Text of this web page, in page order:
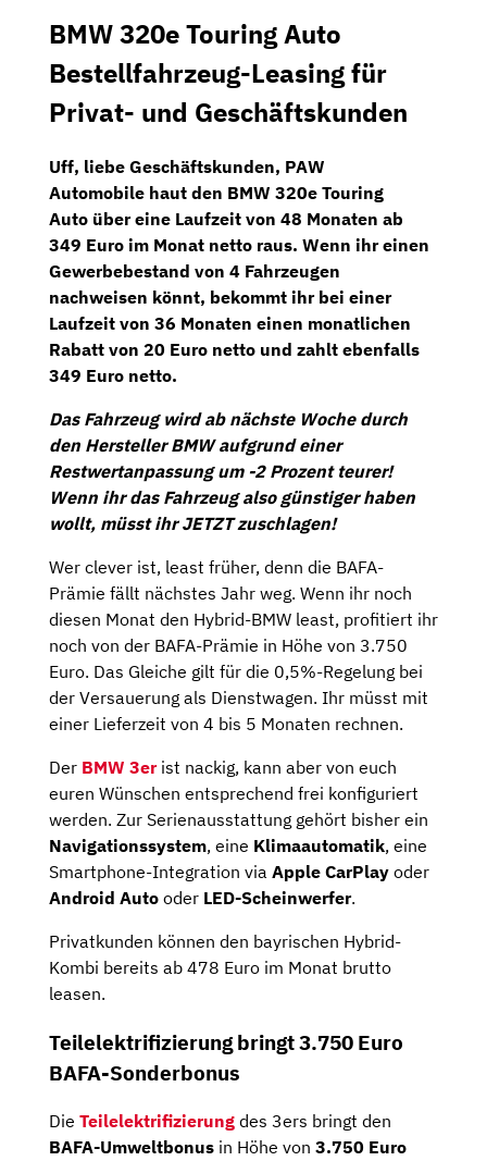
BMW 320e Touring Auto
Bestellfahrzeug-Leasing für
Privat- und Geschäftskunden
Uff, liebe Geschäftskunden, PAW
Automobile haut den BMW 320e Touring
Auto über eine Laufzeit von 48 Monaten ab
349 Euro im Monat netto raus. Wenn ihr einen
Gewerbebestand von 4 Fahrzeugen
nachweisen könnt, bekommt ihr bei einer
Laufzeit von 36 Monaten einen monatlichen
Rabatt von 20 Euro netto und zahlt ebenfalls
349 Euro netto.
Das Fahrzeug wird ab nächste Woche durch
den Hersteller BMW aufgrund einer
Restwertanpassung um -2 Prozent teurer!
Wenn ihr das Fahrzeug also günstiger haben
wollt, müsst ihr JETZT zuschlagen!
Wer clever ist, least früher, denn die BAFA-
Prämie fällt nächstes Jahr weg. Wenn ihr noch
diesen Monat den Hybrid-BMW least, profitiert ihr
noch von der BAFA-Prämie in Höhe von 3.750
Euro. Das Gleiche gilt für die 0,5%-Regelung bei
der Versauerung als Dienstwagen. Ihr müsst mit
einer Lieferzeit von 4 bis 5 Monaten rechnen.
Der BMW 3erist nackig, kann aber von euch
euren Wünschen entsprechend frei konfiguriert
werden. Zur Serienausstattung gehört bisher ein
Navigationssystem, eine Klimaautomatik, eine
Smartphone-Integration via Apple CarPlay oder
Android Auto oder LED-Scheinwerfer.
Privatkunden können den bayrischen Hybrid-
Kombi bereits ab 478 Euro im Monat brutto
leasen.
Teilelektrifizierung bringt 3.750 Euro
BAFA-Sonderbonus
Die Teilelektrifizierung des 3ers bringt den
BAFA-Umweltbonus in Höhe von 3.750 Euro